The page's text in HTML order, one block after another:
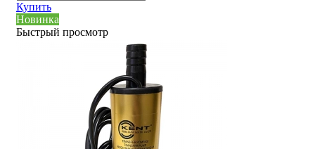
Купить
Новинка
Быстрый просмотр